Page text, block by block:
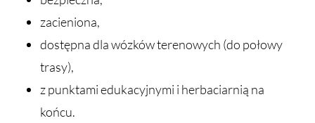
zacieniona,
dostępna dla wózków terenowych (do połowy
trasy),
z punktami edukacyjnymi i herbaciarnią na
końcu.